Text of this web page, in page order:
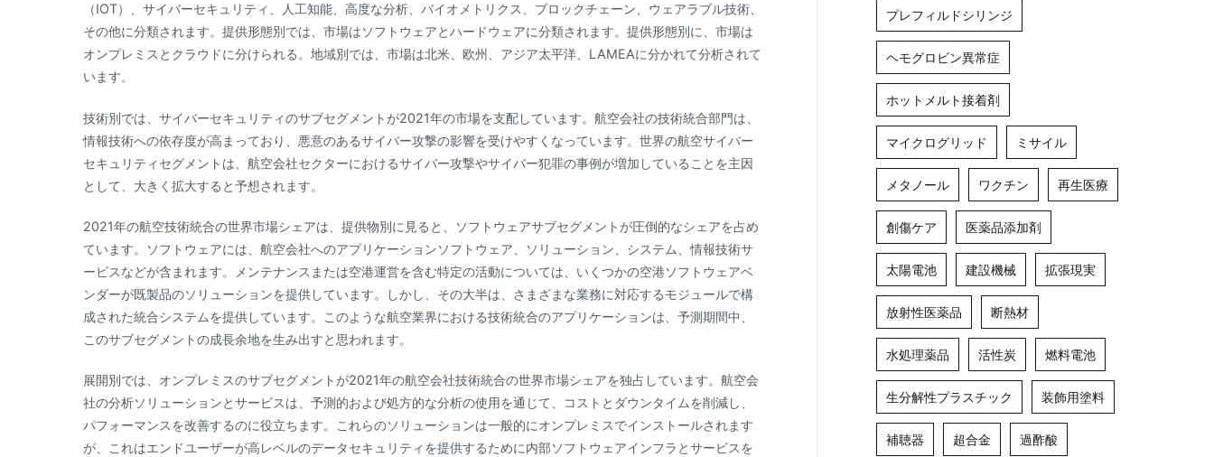
（IOT）、サイバーセキュリティ、人工知能、高度な分析、バイオメトリクス、ブロックチェーン、ウェアラブル技術、
その他に分類されます。提供形態別では、市場はソフトウェアとハードウェアに分類されます。提供形態別に、市場は
オンプレミスとクラウドに分けられる。地域別では、市場は北米、欧州、アジア太平洋、LAMEAに分かれて分析されて
います。
技術別では、サイバーセキュリティのサブセグメントが2021年の市場を支配しています。航空会社の技術統合部門は、
情報技術への依存度が高まっており、悪意のあるサイバー攻撃の影響を受けやすくなっています。世界の航空サイバー
セキュリティセグメントは、航空会社セクターにおけるサイバー攻撃やサイバー犯罪の事例が増加していることを主因
として、大きく拡大すると予想されます。
2021年の航空技術統合の世界市場シェアは、提供物別に見ると、ソフトウェアサブセグメントが圧倒的なシェアを占め
ています。ソフトウェアには、航空会社へのアプリケーションソフトウェア、ソリューション、システム、情報技術サ
ービスなどが含まれます。メンテナンスまたは空港運営を含む特定の活動については、いくつかの空港ソフトウェアベ
ンダーが既製品のソリューションを提供しています。しかし、その大半は、さまざまな業務に対応するモジュールで構
成された統合システムを提供しています。このような航空業界における技術統合のアプリケーションは、予測期間中、
このサブセグメントの成長余地を生み出すと思われます。
展開別では、オンプレミスのサブセグメントが2021年の航空会社技術統合の世界市場シェアを独占しています。航空会
社の分析ソリューションとサービスは、予測的および処方的な分析の使用を通じて、コストとダウンタイムを削減し、
パフォーマンスを改善するのに役立ちます。これらのソリューションは一般的にオンプレミスでインストールされます
が、これはエンドユーザーが高レベルのデータセキュリティを提供するために内部ソフトウェアインフラとサービスを
プレフィルドシリンジ
ヘモグロビン異常症
ホットメルト接着剤
マイクログリッド ミサイル
メタノール ワクチン 再生医療
創傷ケア 医薬品添加剤
太陽電池 建設機械 拡張現実
放射性医薬品 断熱材
水処理薬品 活性炭 燃料電池
生分解性プラスチック 装飾用塗料
補聴器 超合金 過酢酸